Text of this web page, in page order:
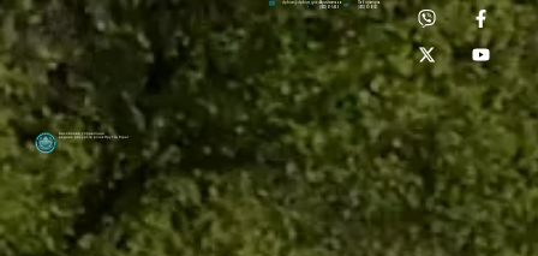
Басейнове управління
водних ресурсів річок Прут та Сірет
Лабораторія:
(0372) 53-92-00
dpbuvr@dpbuvr.gov.uaПриймальня:
(0372) 51-14-56